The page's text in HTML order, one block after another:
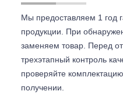
Мы предоставляем 1 год
продукции. При
заменяем товар. Перед
трехэтапный контроль
проверяйте
получении.